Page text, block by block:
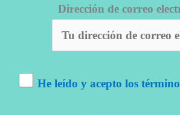
Dirección de correo
He leído y acepto los